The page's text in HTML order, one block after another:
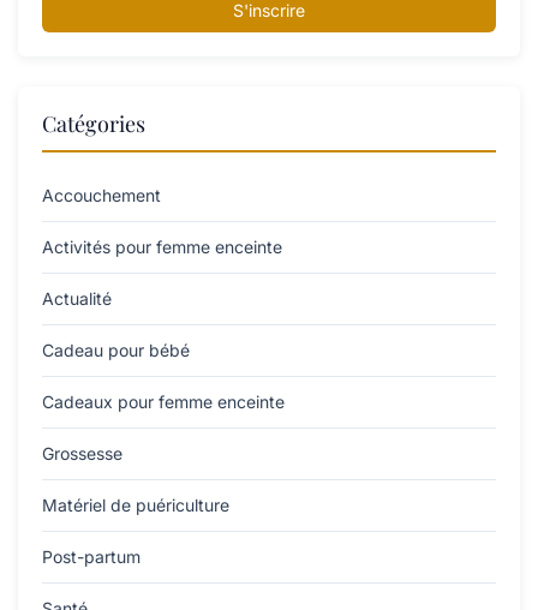
S'inscrire
Catégories
Accouchement
Activités pour femme enceinte
Actualité
Cadeau pour bébé
Cadeaux pour femme enceinte
Grossesse
Matériel de puériculture
Post-partum